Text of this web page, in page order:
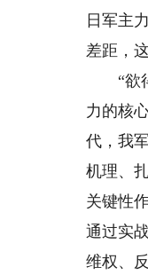
日军主
差距，
“欲得
力的核
代，我
机理、
关键性
通过实
维权、